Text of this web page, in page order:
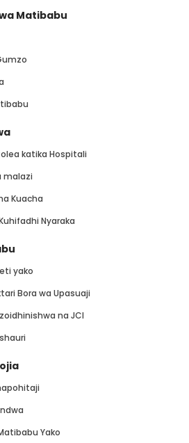
Matibabu
katika Hospitali
malazi
Kuacha
Nyaraka
yako
Bora wa Upasuaji
na JCI
Yako